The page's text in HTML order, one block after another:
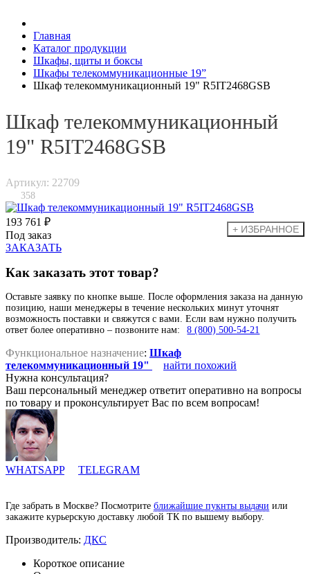
Главная
Каталог продукции
Шкафы, щиты и боксы
Шкафы телекоммуникационные 19”
Шкаф телекоммуникационный 19" R5IT2468GSB
Шкаф телекоммуникационный
19" R5IT2468GSB
Артикул: 22709
358
193 761 ₽
Под заказ
ЗАКАЗАТЬ
Как заказать этот товар?
Оставьте заявку по кнопке выше. После оформления заказа на данную
позицию, наши менеджеры в течение нескольких минут уточнят
возможность поставки и свяжутся с вами. Если вам нужно получить
ответ более оперативно – позвоните нам:
8 (800) 500-54-21
Функциональное назначение: Шкаф
телекоммуникационный 19"
найти похожий
Нужна консультация?
Ваш персональный менеджер ответит оперативно на вопросы
по товару и проконсультирует Вас по всем вопросам!
WHATSAPP TELEGRAM
Где забрать в Москве? Посмотрите ближайшие пукнты выдачи или
закажите курьерскую доставку любой ТК по вышему выбору.
Производитель: ДКС
Короткое описание